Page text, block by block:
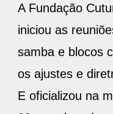
A Fundação
iniciou as
samba e blocos
os ajustes e
E oficializou na